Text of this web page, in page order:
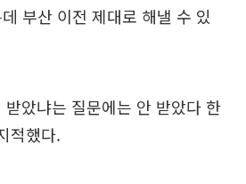
부산 이전 제대로 해낼 수 있
았냐는 질문에는 안 받았다 한
적했다.